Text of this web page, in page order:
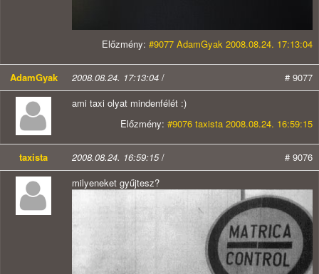
Előzmény: #9077 AdamGyak 2008.08.24. 17:13:04
AdamGyak 2008.08.24. 17:13:04 /
# 9077
ami taxi olyat mindenfélét :)
Előzmény: #9076 taxista 2008.08.24. 16:59:15
taxista 2008.08.24. 16:59:15/
# 9076
milyeneket gyűjtesz?